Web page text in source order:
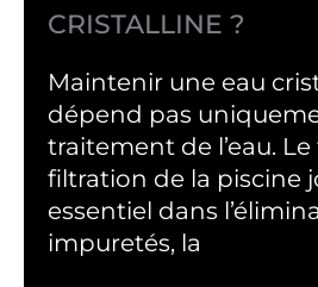
CRISTALLINE ?
Maintenir une eau
dépend pas
traitement de l’eau.
filtration de la piscine
essentiel dans
impuretés, la